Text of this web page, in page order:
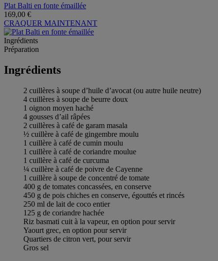
Plat Balti en fonte émaillée
169,00 €
CRAQUER MAINTENANT
Ingrédients
Préparation
Ingrédients
2 cuillères à soupe d’huile d’avocat (ou autre huile neutre)
4 cuillères à soupe de beurre doux
1 oignon moyen haché
4 gousses d’ail râpées
2 cuillères à café de garam masala
½ cuillère à café de gingembre moulu
1 cuillère à café de cumin moulu
1 cuillère à café de coriandre moulue
1 cuillère à café de curcuma
¼ cuillère à café de poivre de Cayenne
1 cuillère à soupe de concentré de tomate
400 g de tomates concassées, en conserve
450 g de pois chiches en conserve, égouttés et rincés
250 ml de lait de coco entier
125 g de coriandre hachée
Riz basmati cuit à la vapeur, en option pour servir
Yaourt grec, en option pour servir
Quartiers de citron vert, pour servir
Gros sel